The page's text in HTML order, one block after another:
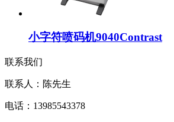
小字符喷码机9040Contrast
联系我们
联系人：陈先生
电话：13985543378